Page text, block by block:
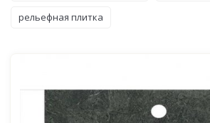
рельефная плитка